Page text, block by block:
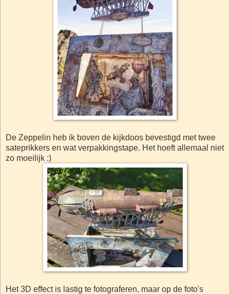
De Zeppelin heb ik boven de kijkdoos bevestigd met twee
sateprikkers en wat verpakkingstape. Het hoeft allemaal niet
zo moeilijk :)
Het 3D effect is lastig te fotograferen, maar op de foto's